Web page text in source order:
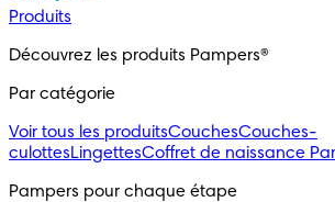
Produits
Découvrez les produits Pampers®
Par catégorie
Voir tous les produitsCouchesCouches-
culottesLingettesCoffret de naissance
Pampers pour chaque étape